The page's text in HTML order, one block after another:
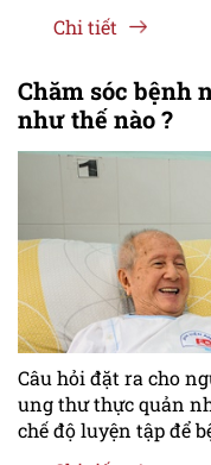
Chi tiết
Chăm sóc bệnh
như thế nào ?
Câu hỏi đặt ra cho
ung thư thực quản
chế độ luyện tập để